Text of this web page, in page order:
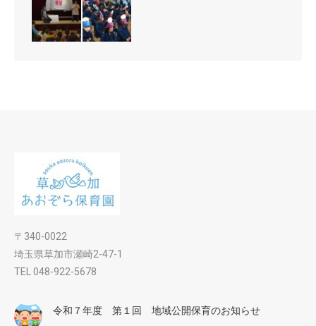
〒340-0022
埼玉県草加市瀬崎2-47-1
TEL 048-922-5678
令和７年度 第１回 地域公開保育のお知らせ